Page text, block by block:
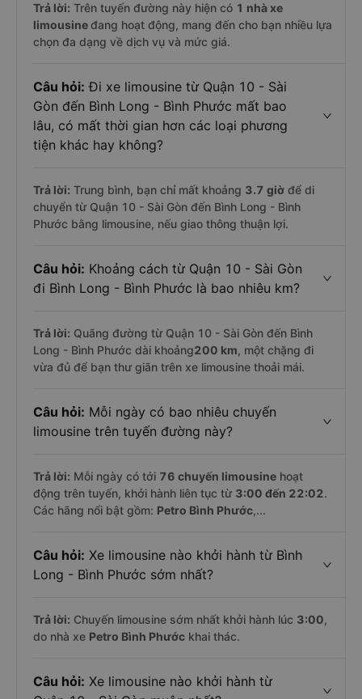
Trả lời: Trên tuyến đường này hiện có 1 nhà xe
limousineđang hoạt động, mang đến cho bạn nhiều lựa
chọn đa dạng về dịch vụ và mức giá.
Câu hỏi: Đi xe limousine từ Quận 10 - Sài
Gòn đến Bình Long - Bình Phước mất bao
lâu, có mất thời gian hơn các loại phương
tiện khác hay không?
Trả lời: Trung bình, bạn chỉ mất khoảng 3.7 giờ để di
chuyển từ Quận 10 - Sài Gòn đến Bình Long - Bình
Phước bằng limousine, nếu giao thông thuận lợi.
Câu hỏi: Khoảng cách từ Quận 10 - Sài Gòn
đi Bình Long - Bình Phước là bao nhiêu km?
Trả lời: Quãng đường từ Quận 10 - Sài Gòn đến Bình
Long - Bình Phước dài khoảng200 km, một chặng đi
vừa đủ để bạn thư giãn trên xe limousine thoải mái.
Câu hỏi: Mỗi ngày có bao nhiêu chuyến
limousine trên tuyến đường này?
Trả lời: Mỗi ngày có tới 76 chuyến limousine hoạt
động trên tuyến, khởi hành liên tục từ 3:00 đến 22:02.
Các hãng nổi bật gồm: Petro Bình Phước,...
Câu hỏi: Xe limousine nào khởi hành từ Bình
Long - Bình Phước sớm nhất?
Trả lời: Chuyến limousine sớm nhất khởi hành lúc 3:00,
do nhà xe Petro Bình Phước khai thác.
Câu hỏi: Xe limousine nào khởi hành từ